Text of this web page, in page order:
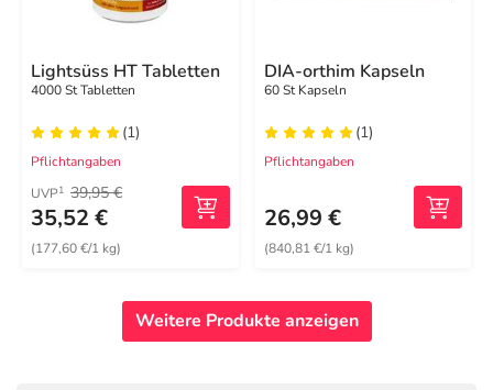
Lightsüss HT Tabletten
4000 St Tabletten
(1)
Pflichtangaben
UVP1 39,95 €
35,52 €
(177,60 €/1 kg)
DIA-orthim Kapseln
60 St Kapseln
(1)
Pflichtangaben
26,99 €
(840,81 €/1 kg)
Weitere Produkte anzeigen